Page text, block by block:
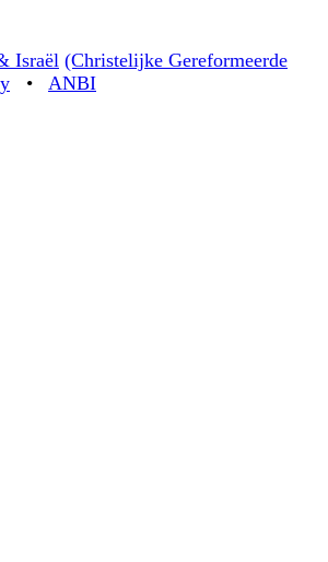
Israël (Christelijke Gereformeerde
• ANBI